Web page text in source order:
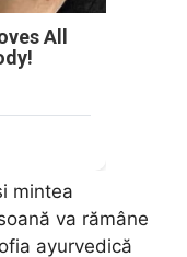
All
mintea
va rămâne
ayurvedică